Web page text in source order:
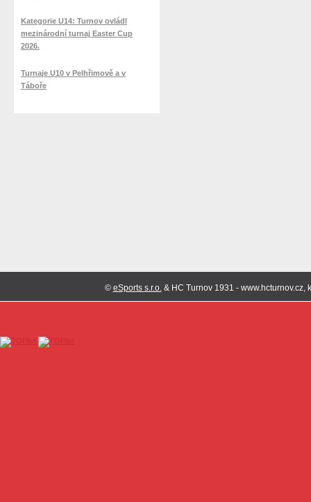
Kategorie U14: Turnov ovládl
mezinárodní turnaj Easter Cup
2026.
Turnaje U10 v Pelhřimově a v
Táboře
© eSports s.r.o.& HC Turnov 1931 -